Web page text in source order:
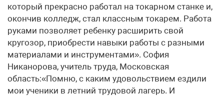
который прекрасно работал на токарном станке и,
окончив колледж, стал классным токарем. Работа
руками позволяет ребенку расширить свой
кругозор, приобрести навыки работы с разными
материалами и инструментами». София
Никанорова, учитель труда, Московская
область:«Помню, с каким удовольствием ездили
мои ученики в летний трудовой лагерь. И